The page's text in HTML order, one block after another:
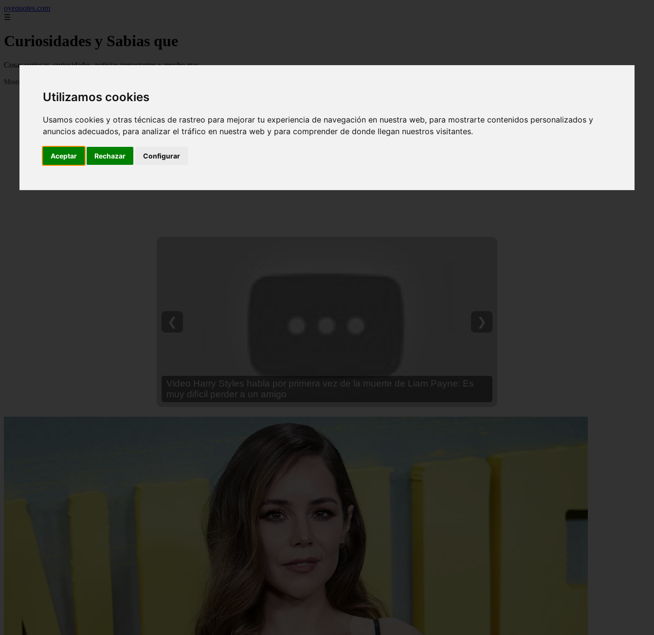
Utilizamos cookies
Usamos cookies y otras técnicas de rastreo para mejorar tu experiencia de navegación en nuestra web, para mostrarte contenidos personalizados y
anuncios adecuados, para analizar el tráfico en nuestra web y para comprender de donde llegan nuestros visitantes.
Aceptar Rechazar Configurar
oyequotes.com
☰
Curiosidades y Sabias que
Cosas curiosas, curiosidades, noticias impactantes y mucho mas
Mostrando 1 - 24 de 2838 artículos
Video Ana Brenda Contreras y la firme promesa que le hizo a su hija Aria
❮ ❯